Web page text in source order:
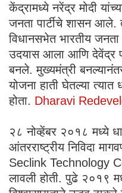
केंद्रामध्ये नरेंद्र मोदी
जनता पार्टीचे शासन आले.
विधानसभेत भारतीय जनता
उदयास आला आणि देवेंद्र
बनले. मुख्यमंत्री
योजना हाती घेतल्या त्यात
होता. Dharavi
२८ नोव्हेंबर २०१८ मध्ये
आंतरराष्ट्रीय निविदा
Seclink Technology
लावली होती. पुढे २०१९